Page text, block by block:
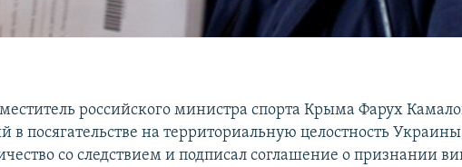
российского министра спорта Крыма Фарух
в посягательстве на территориальную целостность
со следствием и подписал соглашение о признании